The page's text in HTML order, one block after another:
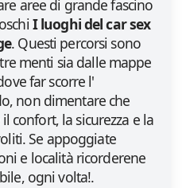
aree di grande fascino
I luoghi del car sex
. Questi percorsi sono
menti sia dalle mappe
far scorre l'
non dimentare che
confort, la sicurezza e la
Se appoggiate
e località ricorderene
ogni volta!.